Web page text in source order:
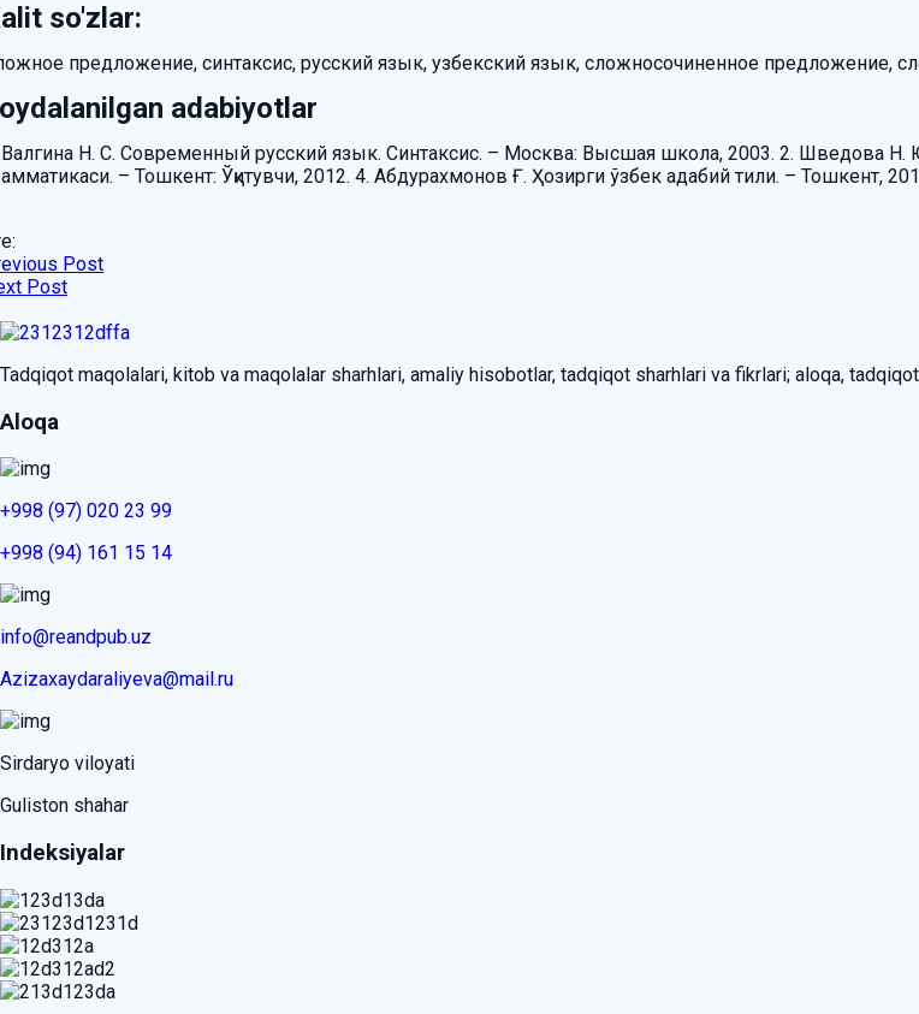
so'zlar:
предложение, синтаксис, русский язык, узбекский язык, сложносочиненное предложение,
adabiyotlar
Н. С. Современный русский язык. Синтаксис. – Москва: Высшая школа, 2003. 2. Шведова
– Тошкент: Ўқитувчи, 2012. 4. Абдурахмонов Ғ. Ҳозирги ўзбек адабий тили. – Тошкент,
Post
Post
Tadqiqot maqolalari, kitob va maqolalar sharhlari, amaliy hisobotlar, tadqiqot sharhlari va fikrlari; aloqa,
Aloqa
+998 (97) 020 23 99
+998 (94) 161 15 14
info@reandpub.uz
Azizaxaydaraliyeva@mail.ru
Sirdaryo viloyati
Guliston shahar
Indeksiyalar